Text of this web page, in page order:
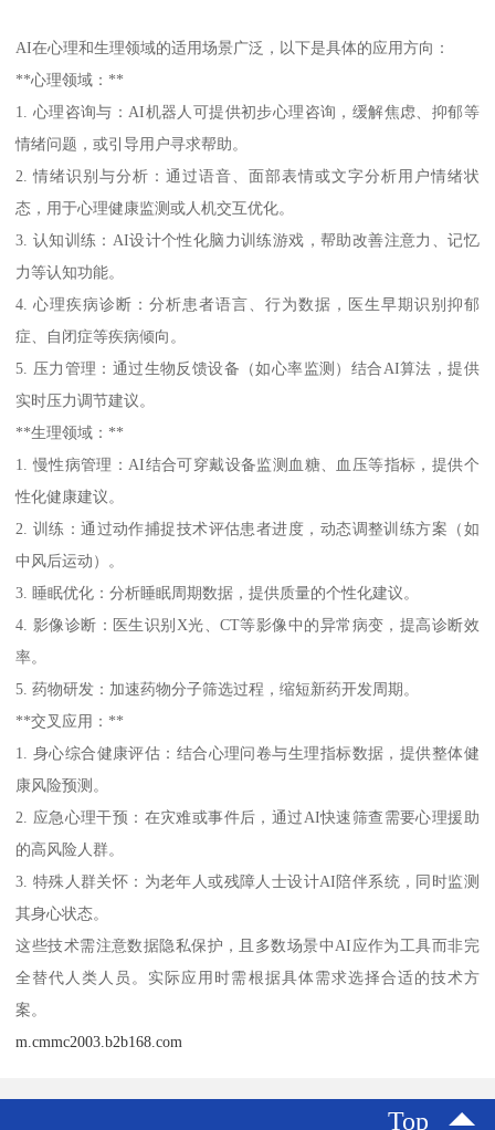
AI在心理和生理领域的适用场景广泛，以下是具体的应用方向：
**心理领域：**
1. 心理咨询与：AI机器人可提供初步心理咨询，缓解焦虑、抑郁等
情绪问题，或引导用户寻求帮助。
2. 情绪识别与分析：通过语音、面部表情或文字分析用户情绪状
态，用于心理健康监测或人机交互优化。
3. 认知训练：AI设计个性化脑力训练游戏，帮助改善注意力、记忆
力等认知功能。
4. 心理疾病诊断：分析患者语言、行为数据，医生早期识别抑郁
症、自闭症等疾病倾向。
5. 压力管理：通过生物反馈设备（如心率监测）结合AI算法，提供
实时压力调节建议。
**生理领域：**
1. 慢性病管理：AI结合可穿戴设备监测血糖、血压等指标，提供个
性化健康建议。
2. 训练：通过动作捕捉技术评估患者进度，动态调整训练方案（如
中风后运动）。
3. 睡眠优化：分析睡眠周期数据，提供质量的个性化建议。
4. 影像诊断：医生识别X光、CT等影像中的异常病变，提高诊断效
率。
5. 药物研发：加速药物分子筛选过程，缩短新药开发周期。
**交叉应用：**
1. 身心综合健康评估：结合心理问卷与生理指标数据，提供整体健
康风险预测。
2. 应急心理干预：在灾难或事件后，通过AI快速筛查需要心理援助
的高风险人群。
3. 特殊人群关怀：为老年人或残障人士设计AI陪伴系统，同时监测
其身心状态。
这些技术需注意数据隐私保护，且多数场景中AI应作为工具而非完
全替代人类人员。实际应用时需根据具体需求选择合适的技术方
案。
m.cmmc2003.b2b168.com
Top